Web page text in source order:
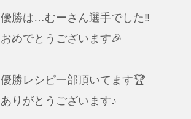
優勝は…むーさん選手でした‼️
おめでとうございます🎉
優勝レシピ一部頂いてます🏆
ありがとうございます♪